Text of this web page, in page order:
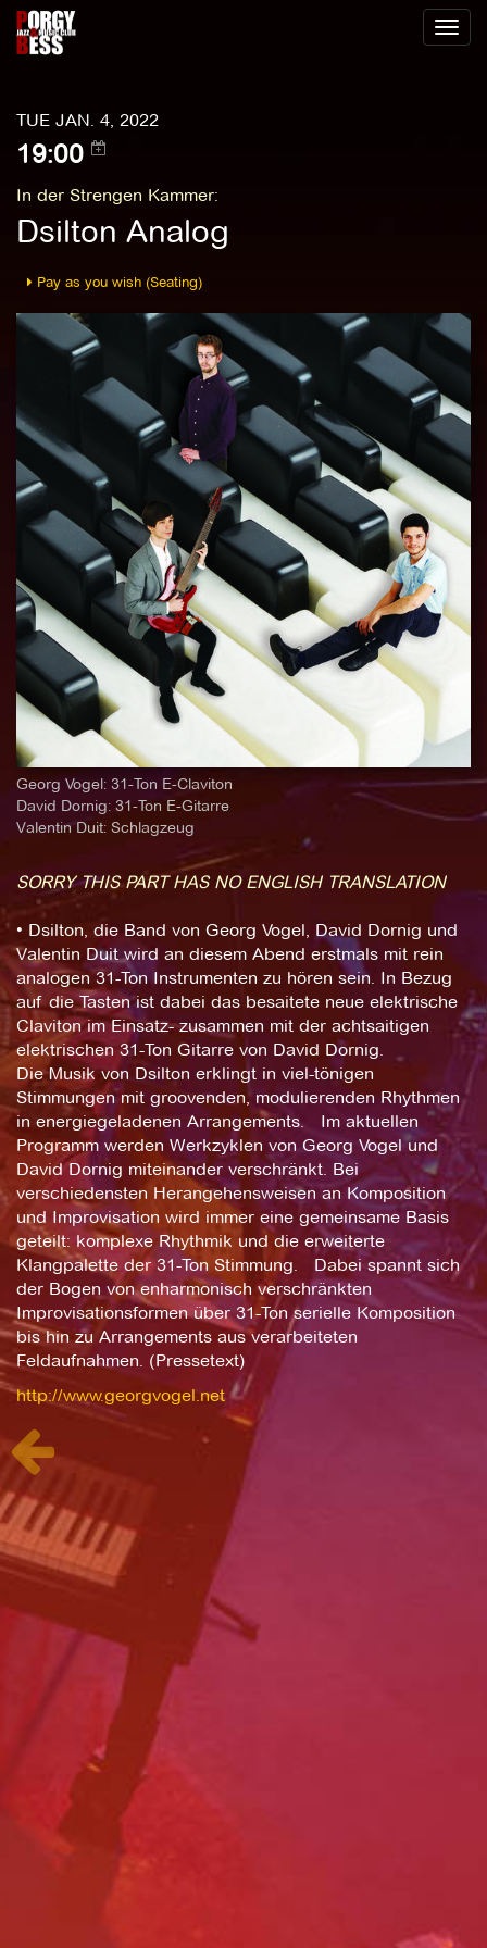
Toggle
TUE JAN. 4, 2022
19:00
In der Strengen Kammer:
Dsilton Analog
Pay as you wish (Seating)
Georg Vogel: 31-Ton E-Claviton
David Dornig: 31-Ton E-Gitarre
Valentin Duit: Schlagzeug
SORRY THIS PART HAS NO ENGLISH TRANSLATION
• Dsilton, die Band von Georg Vogel, David Dornig und
Valentin Duit wird an diesem Abend erstmals mit rein
analogen 31-Ton Instrumenten zu hören sein. In Bezug
auf die Tasten ist dabei das besaitete neue elektrische
Claviton im Einsatz- zusammen mit der achtsaitigen
elektrischen 31-Ton Gitarre von David Dornig.
Die Musik von Dsilton erklingt in viel-tönigen
Stimmungen mit groovenden, modulierenden Rhythmen
in energiegeladenen Arrangements. Im aktuellen
Programm werden Werkzyklen von Georg Vogel und
David Dornig miteinander verschränkt. Bei
verschiedensten Herangehensweisen an Komposition
und Improvisation wird immer eine gemeinsame Basis
geteilt: komplexe Rhythmik und die erweiterte
Klangpalette der 31-Ton Stimmung. Dabei spannt sich
der Bogen von enharmonisch verschränkten
Improvisationsformen über 31-Ton serielle Komposition
bis hin zu Arrangements aus verarbeiteten
Feldaufnahmen. (Pressetext)
http://www.georgvogel.net